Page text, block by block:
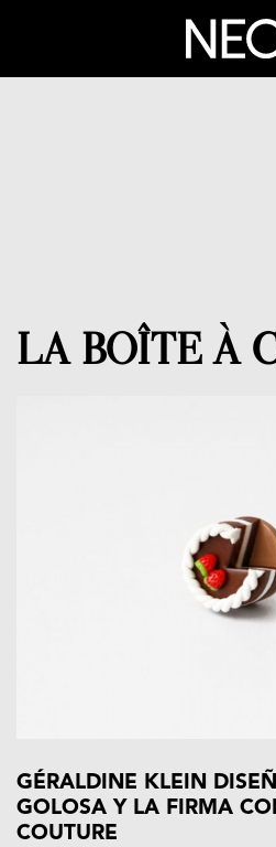
LA BOÎTE À
GÉRALDINE KLEIN
GOLOSA Y LA FIRMA
COUTURE